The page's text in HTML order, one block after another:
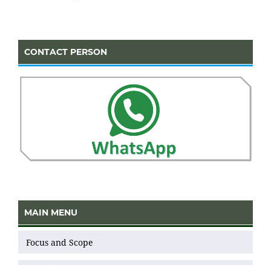
CONTACT PERSON
MAIN MENU
Focus and Scope